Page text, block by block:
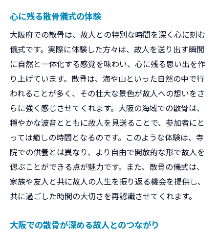
心に残る散骨儀式の体験
大阪府での散骨は、故人との特別な時間を深く心に刻む
儀式です。実際に体験した方々は、故人を送り出す瞬間
に自然と一体化する感覚を味わい、心に残る思い出を作
り上げています。散骨は、海や山といった自然の中で行
われることが多く、その壮大な景色が故人への想いをさ
らに強く感じさせてくれます。大阪の海域での散骨は、
穏やかな波音とともに故人を見送ることで、参加者にと
っては癒しの時間となるのです。このような体験は、寺
院での供養とは異なり、より自由で開放的な形で故人を
偲ぶことができる点が魅力です。また、散骨の儀式は、
家族や友人と共に故人の人生を振り返る機会を提供し、
共に過ごした時間の大切さを再認識させてくれます。
大阪での散骨が深める故人とのつながり